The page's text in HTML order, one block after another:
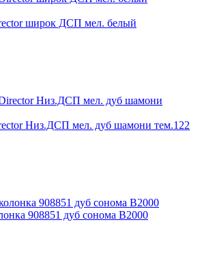
широк ДСП мел. белый
Низ.ДСП мел. дуб шамони тем.122
908851 дуб сонома В2000